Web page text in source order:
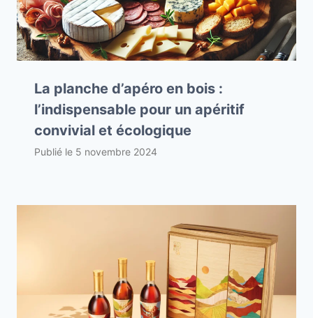
La planche d’apéro en bois :
l’indispensable pour un apéritif
convivial et écologique
Publié le 5 novembre 2024